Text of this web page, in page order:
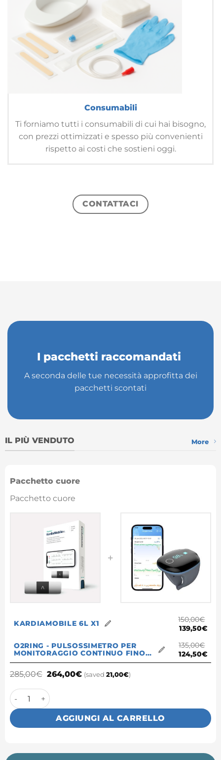
Consumabili
Ti forniamo tutti i consumabili di cui hai bisogno,
con prezzi ottimizzati e spesso più convenienti
rispetto ai costi che sostieni oggi.
CONTATTACI
I pacchetti raccomandati
A seconda delle tue necessità approfitta dei
pacchetti scontati
IL PIÙ VENDUTO More
Pacchetto cuore
Pacchetto cuore
KARDIAMOBILE 6L X1 150,00€
139,50€
O2RING - PULSOSSIMETRO PER
MONITORAGGIO CONTINUO FINO A
16 ORE X1
135,00€
124,50€
285,00€ 264,00€ (saved 21,00€)
Pacchetto cuore quantità
AGGIUNGI AL CARRELLO